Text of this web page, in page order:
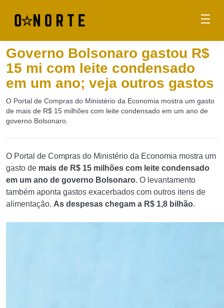
Governo Bolsonaro gastou R$
15 mi com leite condensado
em um ano; veja outros gastos
O Portal de Compras do Ministério da Economia mostra um gasto
de mais de R$ 15 milhões com leite condensado em um ano de
governo Bolsonaro.
O Portal de Compras do Ministério da Economia mostra um
gasto de mais de R$ 15 milhões com leite condensado
em um ano de governo Bolsonaro. O levantamento
também aponta gastos exacerbados com outros itens de
alimentação. As despesas chegam a R$ 1,8 bilhão.